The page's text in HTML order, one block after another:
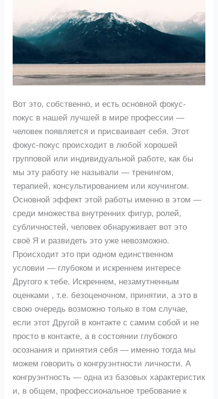
Вот это, собственно, и есть основной фокус-
покус в нашей лучшей в мире профессии —
человек появляется и присваивает себя. Этот
фокус-покус происходит в любой хорошей
групповой или индивидуальной работе, как бы
мы эту работу не называли — тренингом,
терапией, консультированием или коучингом.
Основной эффект этой работы именно в этом —
среди множества внутренних фигур, ролей,
субличностей, человек обнаруживает вот это
своё Я и развидеть это уже невозможно.
Происходит это при одном единственном
условии — глубоком и искреннем интересе
Другого к тебе. Искреннем, незамутненным
оценками , т.е. безоценочном, принятии, а это в
свою очередь возможно только в том случае,
если этот Другой в контакте с самим собой и не
просто в контакте, а в состоянии глубокого
осознания и принятия себя — именно тогда мы
можем говорить о конгруэнтности личности. А
конгруэнтность — одна из базовых характеристик
и, в общем, профессиональное требование к